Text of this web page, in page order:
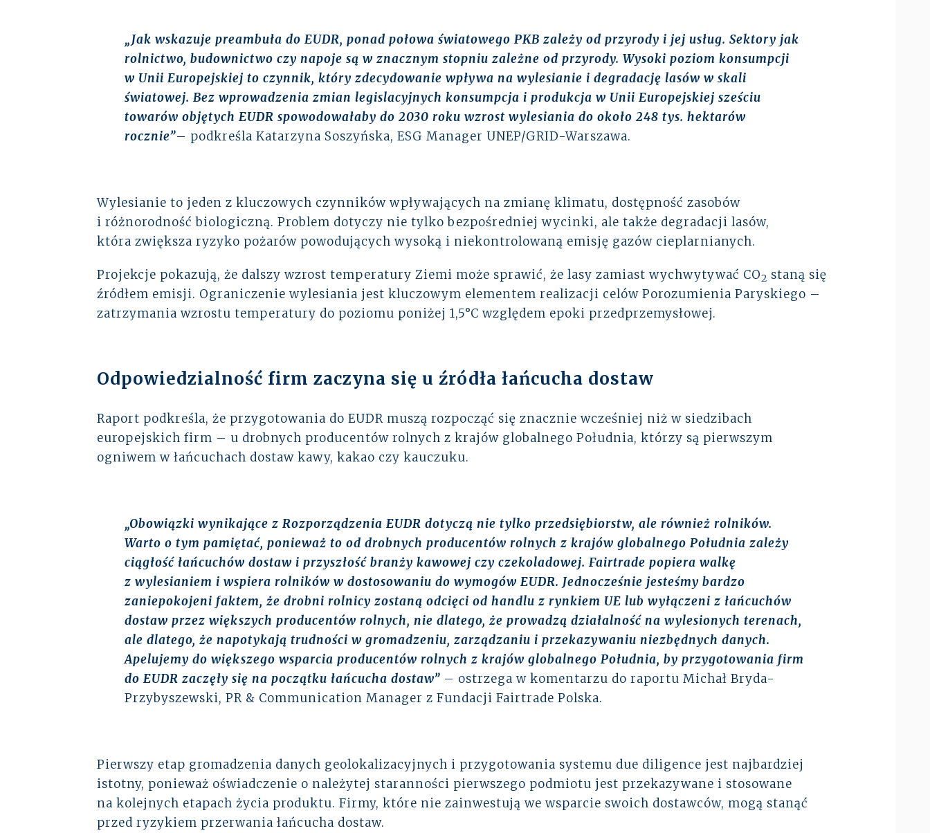
„Jak wskazuje preambuła do EUDR, ponad połowa światowego PKB zależy od przyrody i jej usług. Sektory jak
rolnictwo, budownictwo czy napoje są w znacznym stopniu zależne od przyrody. Wysoki poziom konsumpcji
w Unii Europejskiej to czynnik, który zdecydowanie wpływa na wylesianie i degradację lasów w skali
światowej. Bez wprowadzenia zmian legislacyjnych konsumpcja i produkcja w Unii Europejskiej sześciu
towarów objętych EUDR spowodowałaby do 2030 roku wzrost wylesiania do około 248 tys. hektarów
rocznie”– podkreśla Katarzyna Soszyńska, ESG Manager UNEP/GRID-Warszawa.
Wylesianie to jeden z kluczowych czynników wpływających na zmianę klimatu, dostępność zasobów
i różnorodność biologiczną. Problem dotyczy nie tylko bezpośredniej wycinki, ale także degradacji lasów,
która zwiększa ryzyko pożarów powodujących wysoką i niekontrolowaną emisję gazów cieplarnianych.
Projekcje pokazują, że dalszy wzrost temperatury Ziemi może sprawić, że lasy zamiast wychwytywać CO2 staną się
źródłem emisji. Ograniczenie wylesiania jest kluczowym elementem realizacji celów Porozumienia Paryskiego –
zatrzymania wzrostu temperatury do poziomu poniżej 1,5°C względem epoki przedprzemysłowej.
Odpowiedzialność firm zaczyna się u źródła łańcucha dostaw
Raport podkreśla, że przygotowania do EUDR muszą rozpocząć się znacznie wcześniej niż w siedzibach
europejskich firm – u drobnych producentów rolnych z krajów globalnego Południa, którzy są pierwszym
ogniwem w łańcuchach dostaw kawy, kakao czy kauczuku.
„Obowiązki wynikające z Rozporządzenia EUDR dotyczą nie tylko przedsiębiorstw, ale również rolników.
Warto o tym pamiętać, ponieważ to od drobnych producentów rolnych z krajów globalnego Południa zależy
ciągłość łańcuchów dostaw i przyszłość branży kawowej czy czekoladowej. Fairtrade popiera walkę
z wylesianiem i wspiera rolników w dostosowaniu do wymogów EUDR. Jednocześnie jesteśmy bardzo
zaniepokojeni faktem, że drobni rolnicy zostaną odcięci od handlu z rynkiem UE lub wyłączeni z łańcuchów
dostaw przez większych producentów rolnych, nie dlatego, że prowadzą działalność na wylesionych terenach,
ale dlatego, że napotykają trudności w gromadzeniu, zarządzaniu i przekazywaniu niezbędnych danych.
Apelujemy do większego wsparcia producentów rolnych z krajów globalnego Południa, by przygotowania firm
do EUDR zaczęły się na początku łańcucha dostaw” – ostrzega w komentarzu do raportu Michał Bryda-
Przybyszewski, PR & Communication Manager z Fundacji Fairtrade Polska.
Pierwszy etap gromadzenia danych geolokalizacyjnych i przygotowania systemu due diligence jest najbardziej
istotny, ponieważ oświadczenie o należytej staranności pierwszego podmiotu jest przekazywane i stosowane
na kolejnych etapach życia produktu. Firmy, które nie zainwestują we wsparcie swoich dostawców, mogą stanąć
przed ryzykiem przerwania łańcucha dostaw.